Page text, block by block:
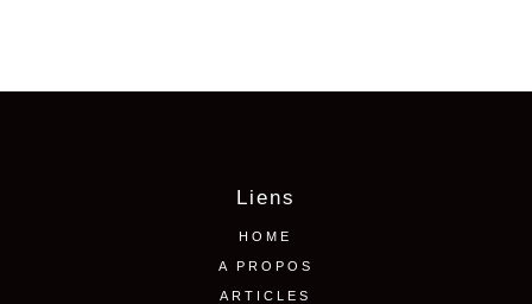
Liens
HOME
A PROPOS
ARTICLES